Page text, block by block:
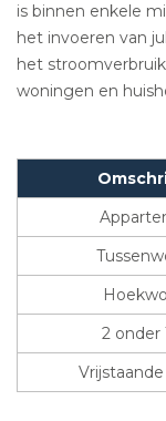
is binnen enkele
het invoeren van
het
woningen en
2 onder